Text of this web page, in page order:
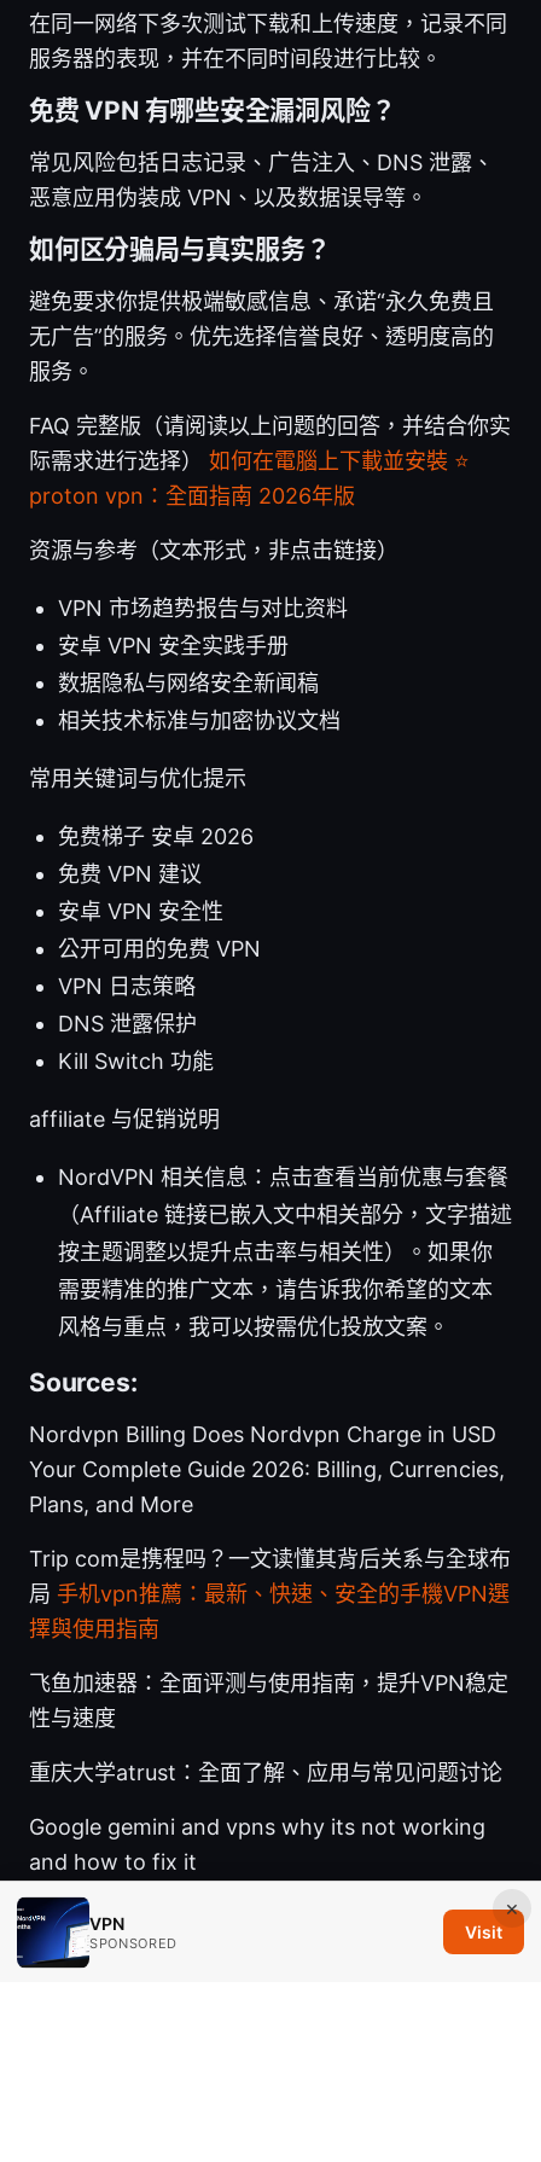
在同一网络下多次测试下载和上传速度，记录不同
服务器的表现，并在不同时间段进行比较。
免费 VPN 有哪些安全漏洞风险？
常见风险包括日志记录、广告注入、DNS 泄露、
恶意应用伪装成 VPN、以及数据误导等。
如何区分骗局与真实服务？
避免要求你提供极端敏感信息、承诺“永久免费且
无广告”的服务。优先选择信誉良好、透明度高的
服务。
FAQ 完整版（请阅读以上问题的回答，并结合你实
际需求进行选择） 如何在電腦上下載並安裝 ⭐
proton vpn：全面指南 2026年版
资源与参考（文本形式，非点击链接）
VPN 市场趋势报告与对比资料
安卓 VPN 安全实践手册
数据隐私与网络安全新闻稿
相关技术标准与加密协议文档
常用关键词与优化提示
免费梯子 安卓 2026
免费 VPN 建议
安卓 VPN 安全性
公开可用的免费 VPN
VPN 日志策略
DNS 泄露保护
Kill Switch 功能
affiliate 与促销说明
NordVPN 相关信息：点击查看当前优惠与套餐
（Affiliate 链接已嵌入文中相关部分，文字描述
按主题调整以提升点击率与相关性）。如果你
需要精准的推广文本，请告诉我你希望的文本
风格与重点，我可以按需优化投放文案。
Sources:
Nordvpn Billing Does Nordvpn Charge in USD
Your Complete Guide 2026: Billing, Currencies,
Plans, and More
Trip com是携程吗？一文读懂其背后关系与全球布
局 手机vpn推薦：最新、快速、安全的手機VPN選
擇與使用指南
飞鱼加速器：全面评测与使用指南，提升VPN稳定
性与速度
重庆大学atrust：全面了解、应用与常见问题讨论
Google gemini and vpns why its not working
and how to fix it
×
VPN
SPONSORED
Visit